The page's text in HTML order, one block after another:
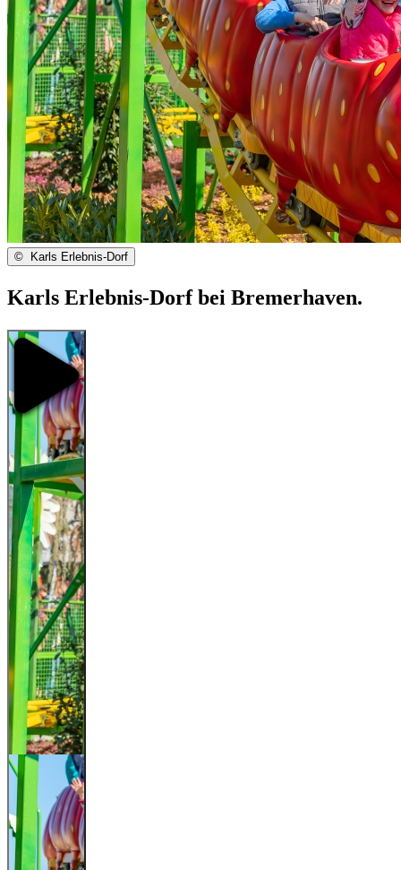
© Karls Erlebnis-Dorf
Karls Erlebnis-Dorf bei Bremerhaven.